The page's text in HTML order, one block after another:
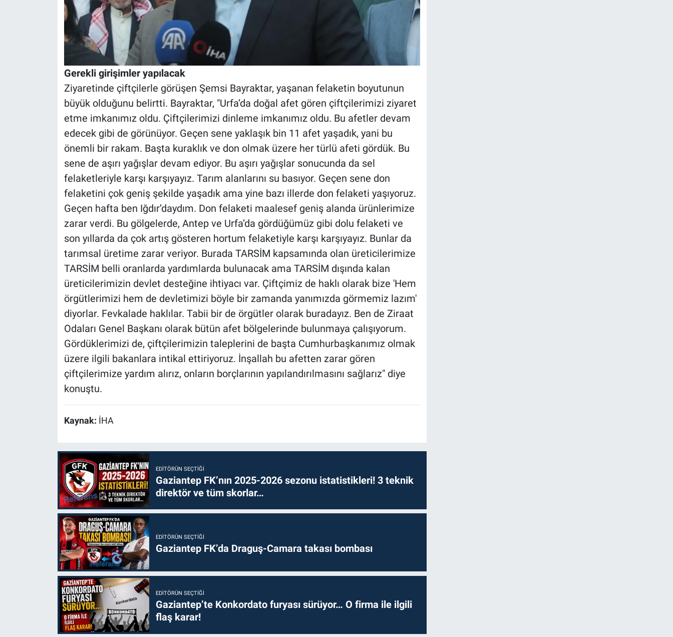
Gerekli girişimler yapılacak
Ziyaretinde çiftçilerle görüşen Şemsi Bayraktar, yaşanan felaketin boyutunun
büyük olduğunu belirtti. Bayraktar, "Urfa’da doğal afet gören çiftçilerimizi ziyaret
etme imkanımız oldu. Çiftçilerimizi dinleme imkanımız oldu. Bu afetler devam
edecek gibi de görünüyor. Geçen sene yaklaşık bin 11 afet yaşadık, yani bu
önemli bir rakam. Başta kuraklık ve don olmak üzere her türlü afeti gördük. Bu
sene de aşırı yağışlar devam ediyor. Bu aşırı yağışlar sonucunda da sel
felaketleriyle karşı karşıyayız. Tarım alanlarını su basıyor. Geçen sene don
felaketini çok geniş şekilde yaşadık ama yine bazı illerde don felaketi yaşıyoruz.
Geçen hafta ben Iğdır’daydım. Don felaketi maalesef geniş alanda ürünlerimize
zarar verdi. Bu gölgelerde, Antep ve Urfa’da gördüğümüz gibi dolu felaketi ve
son yıllarda da çok artış gösteren hortum felaketiyle karşı karşıyayız. Bunlar da
tarımsal üretime zarar veriyor. Burada TARSİM kapsamında olan üreticilerimize
TARSİM belli oranlarda yardımlarda bulunacak ama TARSİM dışında kalan
üreticilerimizin devlet desteğine ihtiyacı var. Çiftçimiz de haklı olarak bize 'Hem
örgütlerimizi hem de devletimizi böyle bir zamanda yanımızda görmemiz lazım'
diyorlar. Fevkalade haklılar. Tabii bir de örgütler olarak buradayız. Ben de Ziraat
Odaları Genel Başkanı olarak bütün afet bölgelerinde bulunmaya çalışıyorum.
Gördüklerimizi de, çiftçilerimizin taleplerini de başta Cumhurbaşkanımız olmak
üzere ilgili bakanlara intikal ettiriyoruz. İnşallah bu afetten zarar gören
çiftçilerimize yardım alırız, onların borçlarının yapılandırılmasını sağlarız" diye
konuştu.
Kaynak: İHA
EDITÖRÜN SEÇTIĞI
Gaziantep FK’nın 2025-2026 sezonu istatistikleri! 3 teknik
direktör ve tüm skorlar…
EDITÖRÜN SEÇTIĞI
Gaziantep FK’da Draguş-Camara takası bombası
EDITÖRÜN SEÇTIĞI
Gaziantep’te Konkordato furyası sürüyor… O firma ile ilgili
flaş karar!